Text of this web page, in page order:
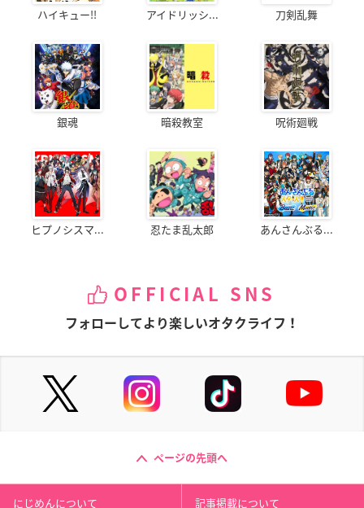
ハイキュー!! アイドリッシ... 刀剣乱舞
銀魂 暗殺教室 呪術廻戦
ヒプノシスマ... 忍たま乱太郎 あんさんぶる...
OFFICIAL SNS
フォローしてより楽しいオタクライフ！
ページの先頭へ
にじめんについて 記事掲載について